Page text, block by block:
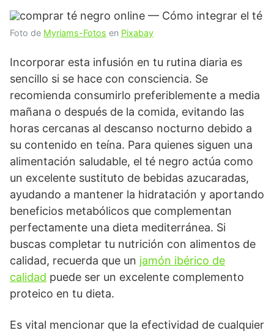
Foto de Myriams-Fotos en Pixabay
Incorporar esta infusión en tu rutina diaria es
sencillo si se hace con consciencia. Se
recomienda consumirlo preferiblemente a media
mañana o después de la comida, evitando las
horas cercanas al descanso nocturno debido a
su contenido en teína. Para quienes siguen una
alimentación saludable, el té negro actúa como
un excelente sustituto de bebidas azucaradas,
ayudando a mantener la hidratación y aportando
beneficios metabólicos que complementan
perfectamente una dieta mediterránea. Si
buscas completar tu nutrición con alimentos de
calidad, recuerda que un jamón ibérico de
calidad puede ser un excelente complemento
proteico en tu dieta.
Es vital mencionar que la efectividad de cualquier